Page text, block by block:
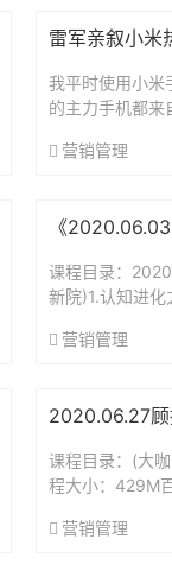
雷军亲叙小米
我平时使用小米
的主力手机都来
纠...营销管理
《
课程目录：
新院)1.认知进
营销管理
2020.06.27
课程目录：(大
程大小：429M
营销管理